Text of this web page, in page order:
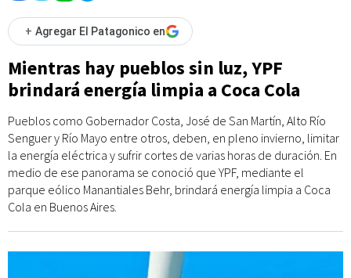
+ Agregar El Patagonico en
Mientras hay pueblos sin luz, YPF
brindará energía limpia a Coca Cola
Pueblos como Gobernador Costa, José de San Martín, Alto Río
Senguer y Río Mayo entre otros, deben, en pleno invierno, limitar
la energía eléctrica y sufrir cortes de varias horas de duración. En
medio de ese panorama se conoció que YPF, mediante el
parque eólico Manantiales Behr, brindará energía limpia a Coca
Cola en Buenos Aires.